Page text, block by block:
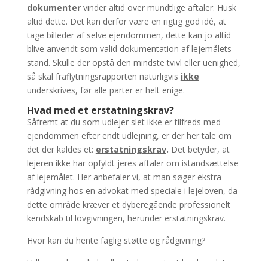
dokumentervinder altid over mundtlige aftaler. Husk
altid dette. Det kan derfor være en rigtig god idé, at
tage billeder af selve ejendommen, dette kan jo altid
blive anvendt som valid dokumentation af lejemålets
stand. Skulle der opstå den mindste tvivl eller uenighed,
så skal fraflytningsrapporten naturligvis ikke
underskrives, før alle parter er helt enige.
Hvad med et erstatningskrav?
Såfremt at du som udlejer slet ikke er tilfreds med
ejendommen efter endt udlejning, er der her tale om
det der kaldes et: erstatningskrav. Det betyder, at
lejeren ikke har opfyldt jeres aftaler om istandsættelse
af lejemålet. Her anbefaler vi, at man søger ekstra
rådgivning hos en advokat med speciale i lejeloven, da
dette område kræver et dyberegående professionelt
kendskab til lovgivningen, herunder erstatningskrav.
Hvor kan du hente faglig støtte og rådgivning?